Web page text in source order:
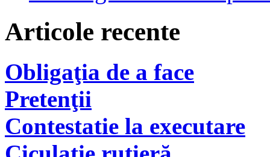
Articole recente
Obligaţia de a face
Pretenţii
Contestatie la executare